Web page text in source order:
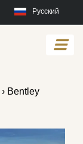
Русский
› Bentley